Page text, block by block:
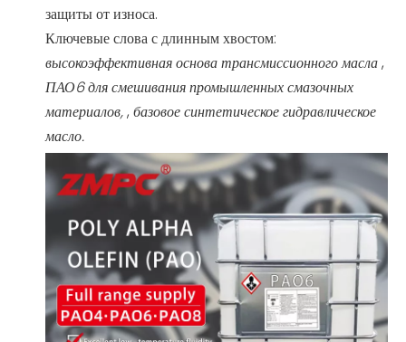
защиты от износа.
Ключевые слова с длинным хвостом:
высокоэффективная основа трансмиссионного масла,
ПАО6 для смешивания промышленных смазочных
материалов,, базовое синтетическое гидравлическое
масло.